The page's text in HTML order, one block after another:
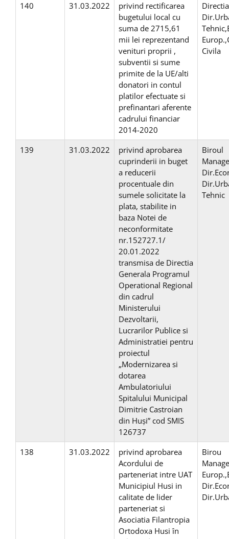
140
31.03.2022
privind rectificarea
bugetului local cu
suma de 2715,61
mii lei reprezentand
venituri proprii ,
subventii si sume
primite de la UE/alti
donatori in contul
platilor efectuate si
prefinantari aferente
cadrului financiar
2014-2020
Civila
139 31.03.2022
privind aprobarea
cuprinderii in buget
a reducerii
procentuale din
sumele solicitate la
plata, stabilite in
baza Notei de
neconformitate
nr.152727.1/
20.01.2022
transmisa de Directia
Generala Programul
Operational Regional
din cadrul
Ministerului
Dezvoltarii,
Lucrarilor Publice si
Administratiei pentru
proiectul
„Modernizarea si
dotarea
Ambulatoriului
Spitalului Municipal
Dimitrie Castroian
din Huși” cod SMIS
126737
Biroul
Tehnic
138 31.03.2022
privind aprobarea
Acordului de
parteneriat intre UAT
Municipiul Husi in
calitate de lider
parteneriat si
Asociatia Filantropia
Ortodoxa Husi în
Birou